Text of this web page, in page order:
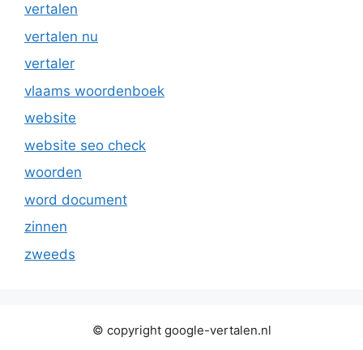
vertalen
vertalen nu
vertaler
vlaams woordenboek
website
website seo check
woorden
word document
zinnen
zweeds
© copyright google-vertalen.nl